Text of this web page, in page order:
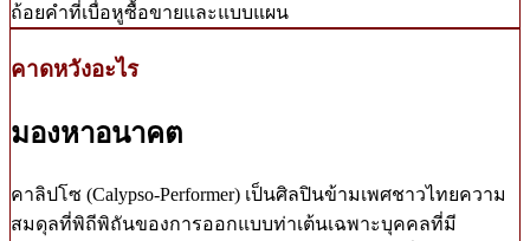
ถ้อยคำที่เบื่อหูซื้อขายและแบบแผน
คาดหวังอะไร
มองหาอนาคต
คาลิปโซ (Calypso-Performer) เป็นศิลปินข้ามเพศชาวไทยความ
สมดุลที่พิถีพิถันของการออกแบบท่าเต้นเฉพาะบุคคลที่มี